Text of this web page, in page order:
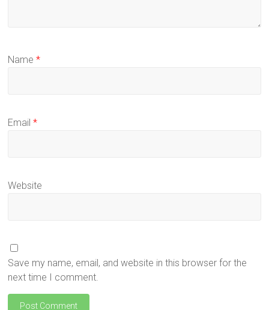
Name*
Email*
Website
Save my name, email, and website in this browser for the
next time I comment.